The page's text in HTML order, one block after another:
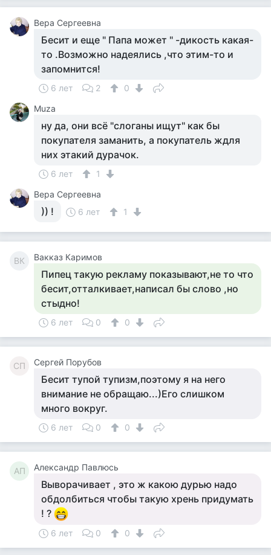
Вера Сергеевна
Бесит и еще " Папа может " -дикость какая-
то .Возможно надеялись ,что этим-то и
запомнится!
6 лет 2
0
Muza
ну да, они всё "слоганы ищут" как бы
покупателя заманить, а покупатель ждля
них этакий дурачок.
6 лет
1
Вера Сергеевна
)) ! 6 лет 1
ВК Вакказ Каримов
Пипец такую рекламу показывают,не то что
бесит,отталкивает,написал бы слово ,но
стыдно!
6 лет 0 0
СП Сергей Порубов
Бесит тупой тупизм,поэтому я на него
внимание не обращаю...)Его слишком
много вокруг.
6 лет 0 0
АП Александр Павлюсь
Выворачивает , это ж какою дурью надо
обдолбиться чтобы такую хрень придумать
! ?
6 лет 0 0